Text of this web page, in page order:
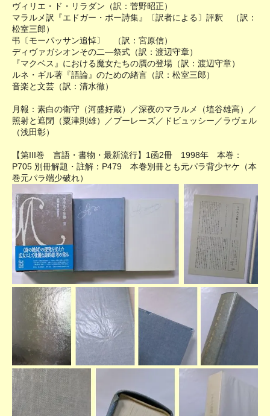
ヴィリエ・ド・リラダン（訳：菅野昭正）
マラルメ訳『エドガー・ポー詩集』〔訳者による〕評釈 （訳：
松室三郎）
弔〔モーパッサン追悼〕 （訳：宮原信）
ディヴァガシオンその二―祭式（訳：渡辺守章）
『マクベス』における魔女たちの贋の登場（訳：渡辺守章）
ルネ・ギル著『語論』のための緒言（訳：松室三郎）
音楽と文芸（訳：清水徹）
月報：素白の衛守（河盛好蔵）／深夜のマラルメ（埴谷雄高）／
照射と遮閉（粟津則雄）／ブーレーズ／ドビュッシー／ラヴェル
（浅田彰）
【第III巻 言語・書物・最新流行】1函2冊 1998年 本巻：
P705 別冊解題・註解：P479 本巻別冊とも元パラ背少ヤケ（本
巻元パラ端少破れ）